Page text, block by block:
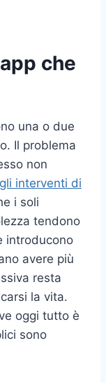
che
una o due
Il problema
non
interventi di
i soli
tendono
introducono
avere più
resta
la vita.
oggi tutto è
sono